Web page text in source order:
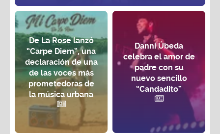
De La Rose lanzó
“Carpe Diem”, una
declaración de una
de las voces más
prometedoras de
la música urbana
Danni Úbeda
celebra el amor de
padre con su
nuevo sencillo
“Candadito”